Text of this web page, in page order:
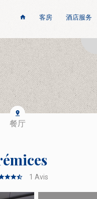
客房 酒店服务
餐厅
1 Avis